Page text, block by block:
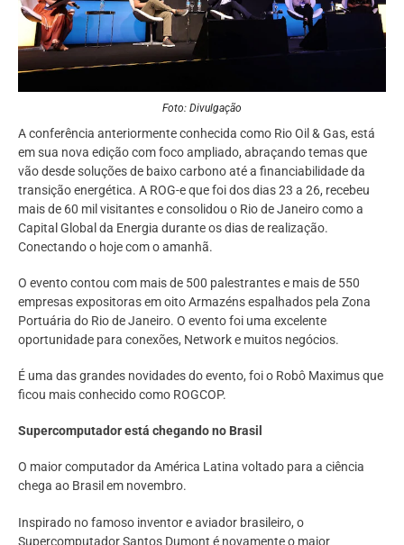
Foto: Divulgação
A conferência anteriormente conhecida como Rio Oil & Gas, está
em sua nova edição com foco ampliado, abraçando temas que
vão desde soluções de baixo carbono até a financiabilidade da
transição energética. A ROG-e que foi dos dias 23 a 26, recebeu
mais de 60 mil visitantes e consolidou o Rio de Janeiro como a
Capital Global da Energia durante os dias de realização.
Conectando o hoje com o amanhã.
O evento contou com mais de 500 palestrantes e mais de 550
empresas expositoras em oito Armazéns espalhados pela Zona
Portuária do Rio de Janeiro. O evento foi uma excelente
oportunidade para conexões, Network e muitos negócios.
É uma das grandes novidades do evento, foi o Robô Maximus que
ficou mais conhecido como ROGCOP.
Supercomputador está chegando no Brasil
O maior computador da América Latina voltado para a ciência
chega ao Brasil em novembro.
Inspirado no famoso inventor e aviador brasileiro, o
Supercomputador Santos Dumont é novamente o maior